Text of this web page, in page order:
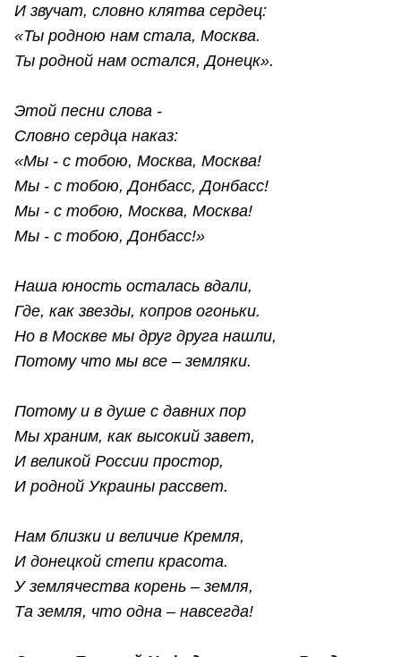
И звучат, словно клятва сердец:
«Ты родною нам стала, Москва.
Ты родной нам остался, Донецк».
Этой песни слова -
Словно сердца наказ:
«Мы - с тобою, Москва, Москва!
Мы - с тобою, Донбасс, Донбасс!
Мы - с тобою, Москва, Москва!
Мы - с тобою, Донбасс!»
Наша юность осталась вдали,
Где, как звезды, копров огоньки.
Но в Москве мы друг друга нашли,
Потому что мы все – земляки.
Потому и в душе с давних пор
Мы храним, как высокий завет,
И великой России простор,
И родной Украины рассвет.
Нам близки и величие Кремля,
И донецкой степи красота.
У землячества корень – земля,
Та земля, что одна – навсегда!